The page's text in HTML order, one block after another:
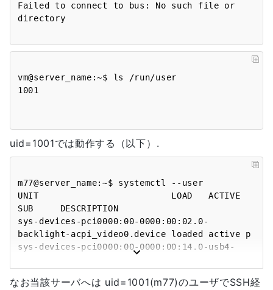
HOME=/home/vm
SHLVL=2
SSH_CONNECTION=192.168.2.160 43476
XDG_RUNTIME_DIR=/run/user/1001
uid=1002(vm) gid=1002(vm)
Failed to connect to bus: No such file or
vm@server_name:~$ ls /run/user
1001
uid=1001では動作する（以下）.
m77@server_name:~$ systemctl --user
UNIT                         LOAD   ACTIVE
SUB     DESCRIPTION
sys-devices-pci0000:00-0000:00:02.0-
backlight-acpi_video0.device loaded active p
sys-devices-pci0000:00-0000:00:14.0-usb4-
なお当該サーバへは uid=1001(m77)のユーザでSSH経